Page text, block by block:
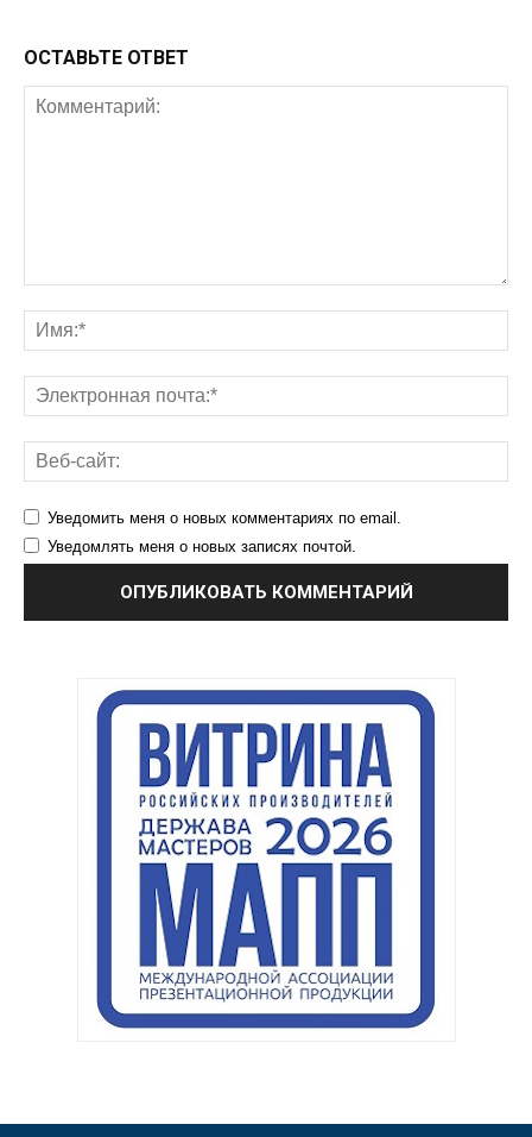
ОСТАВЬТЕ ОТВЕТ
Уведомить меня о новых комментариях по email.
Уведомлять меня о новых записях почтой.